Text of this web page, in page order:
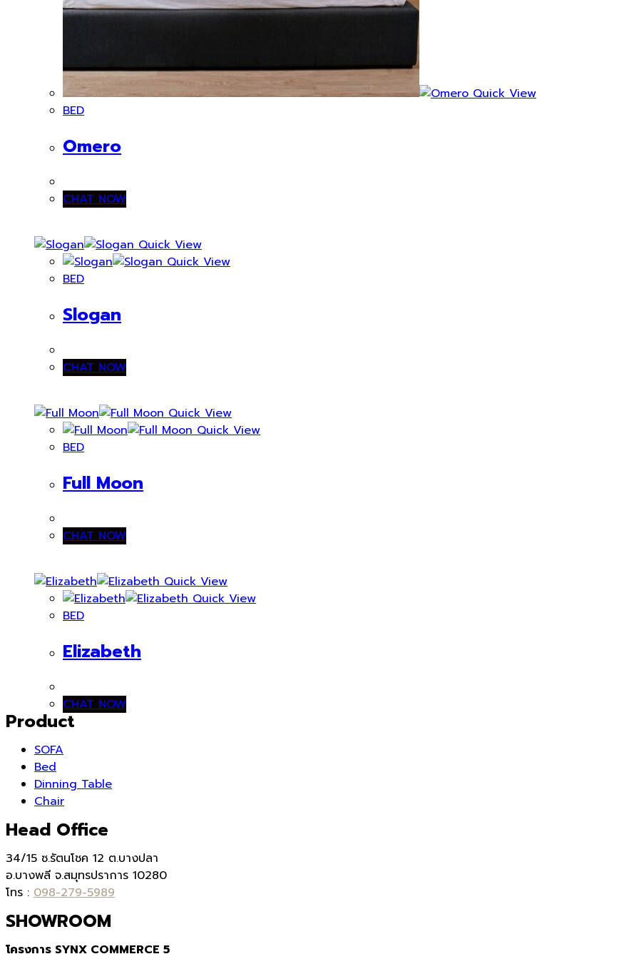
Quick View
BED
Omero
CHAT NOW
Quick View
Quick View
BED
Slogan
CHAT NOW
Quick View
Quick View
BED
Full Moon
CHAT NOW
Quick View
Quick View
BED
Elizabeth
CHAT NOW
Product
SOFA
Bed
Dinning Table
Chair
Head Office
34/15 ซ.รัตนโชค 12 ต.บางปลา
อ.บางพลี จ.สมุทรปราการ 10280
โทร : 098-279-5989
SHOWROOM
โครงการ SYNX COMMERCE 5